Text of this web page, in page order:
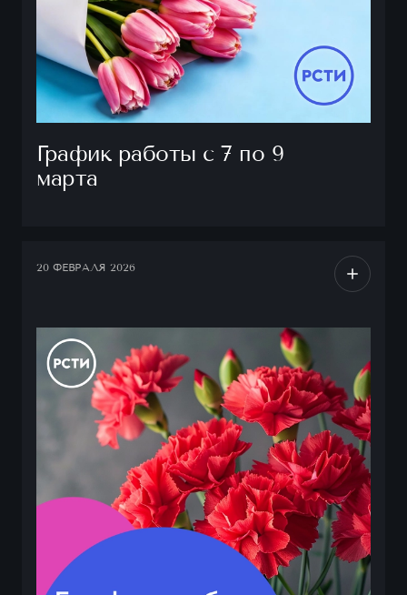
График работы с 7 по 9
марта
20 ФЕВРАЛЯ 2026